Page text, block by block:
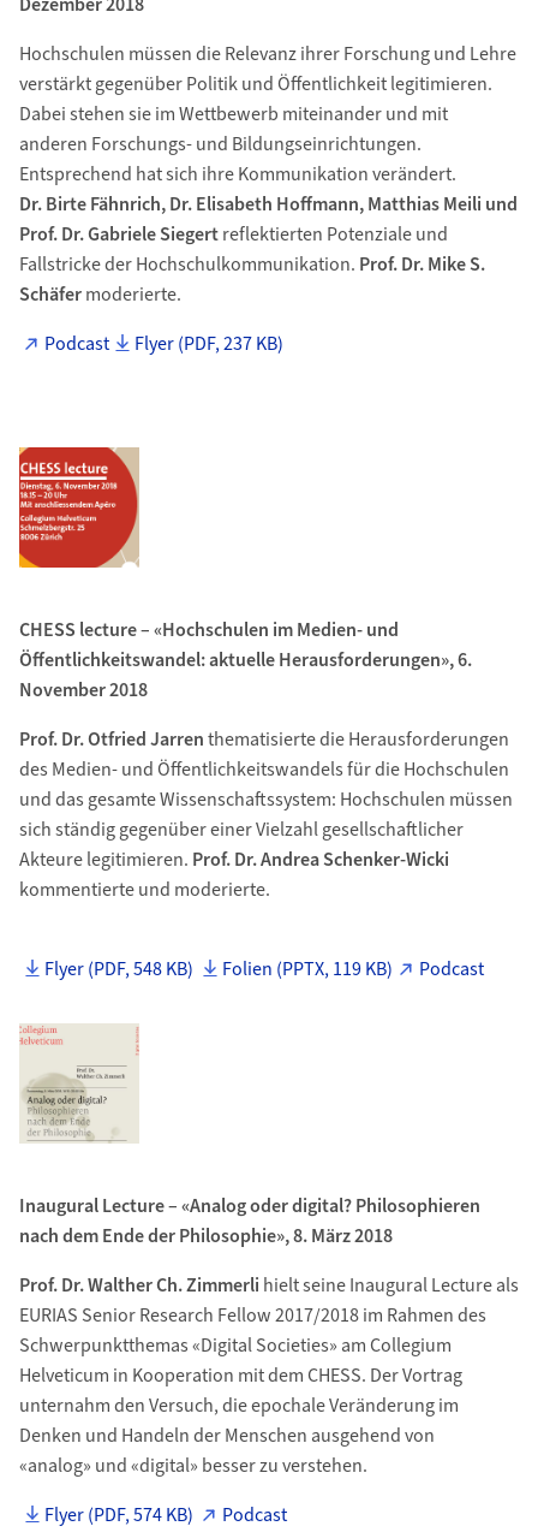
Hochschulen müssen die Relevanz ihrer Forschung und Lehre
verstärkt gegenüber Politik und Öffentlichkeit legitimieren.
Dabei stehen sie im Wettbewerb miteinander und mit
anderen Forschungs- und Bildungseinrichtungen.
Entsprechend hat sich ihre Kommunikation verändert.
Dr. Birte Fähnrich, Dr. Elisabeth Hoffmann, Matthias Meili und
Prof. Dr. Gabriele Siegertreflektierten Potenziale und
Fallstricke der Hochschulkommunikation. Prof. Dr. Mike S.
Schäfermoderierte.
Podcast
Flyer (PDF, 237 KB)
CHESS lecture – «Hochschulen im Medien- und
Öffentlichkeitswandel: aktuelle Herausforderungen», 6.
November 2018
Prof. Dr. Otfried Jarrenthematisierte die Herausforderungen
des Medien- und Öffentlichkeitswandels für die Hochschulen
und das gesamte Wissenschaftssystem: Hochschulen müssen
sich ständig gegenüber einer Vielzahl gesellschaftlicher
Akteure legitimieren. Prof. Dr. Andrea Schenker-Wicki
kommentierte und moderierte.
Flyer (PDF, 548 KB) Folien (PPTX, 119 KB) Podcast
Inaugural Lecture – «Analog oder digital? Philosophieren
nach dem Ende der Philosophie», 8. März 2018
Prof. Dr. Walther Ch. Zimmerli hielt seine Inaugural Lecture als
EURIAS Senior Research Fellow 2017/2018 im Rahmen des
Schwerpunktthemas «Digital Societies» am Collegium
Helveticum in Kooperation mit dem CHESS. Der Vortrag
unternahm den Versuch, die epochale Veränderung im
Denken und Handeln der Menschen ausgehend von
«analog» und «digital» besser zu verstehen.
Flyer (PDF, 574 KB)
Podcast